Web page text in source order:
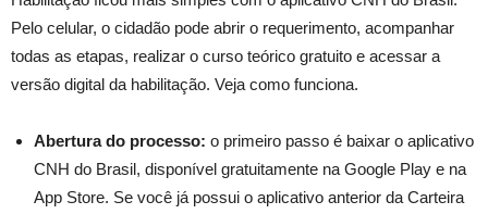
Pelo celular, o cidadão pode abrir o requerimento, acompanhar
todas as etapas, realizar o curso teórico gratuito e acessar a
versão digital da habilitação. Veja como funciona.
Abertura do processo: o primeiro passo é baixar o aplicativo
CNH do Brasil, disponível gratuitamente na Google Play e na
App Store. Se você já possui o aplicativo anterior da Carteira